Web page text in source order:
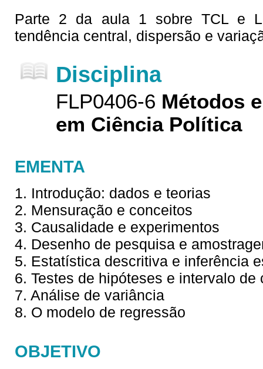
Parte 2 da aula 1 sobre TCL e
tendência central, dispersão e
Disciplina
FLP0406-6 Métodos
em Ciência Política
EMENTA
1. Introdução: dados e teorias
2. Mensuração e conceitos
3. Causalidade e experimentos
4. Desenho de pesquisa e
5. Estatística descritiva e inferência
6. Testes de hipóteses e intervalo de
7. Análise de variância
8. O modelo de regressão
OBJETIVO